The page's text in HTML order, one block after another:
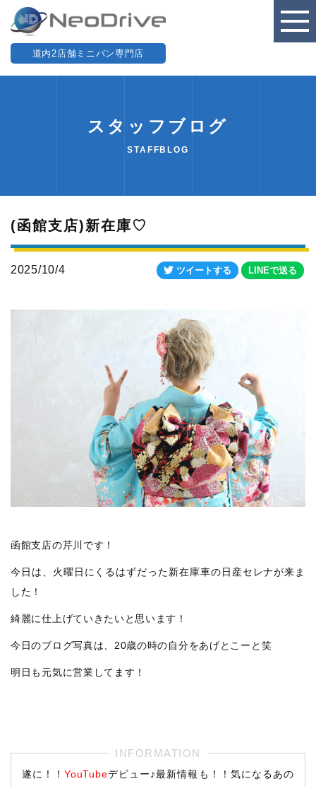
道内2店舗ミニバン専門店
スタッフブログ
STAFFBLOG
(函館支店)新在庫♡
2025/10/4 ツイートする LINEで送る
函館支店の芹川です！
今日は、火曜日にくるはずだった新在庫車の日産セレナが来ま
した！
綺麗に仕上げていきたいと思います！
今日のブログ写真は、20歳の時の自分をあげとこーと笑
明日も元気に営業してます！
遂に！！YouTubeデビュー♪最新情報も！！気になるあの